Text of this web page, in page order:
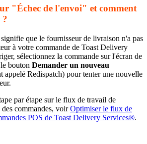
"Échec de l'envoi" et comment
?
que le fournisseur de livraison n'a pas
à votre commande de Toast Delivery
sélectionnez la commande sur l'écran de
bouton Demander un nouveau
appelé Redispatch) pour tenter une nouvelle
par étape sur le flux de travail de
commandes, voirOptimiser le flux de
POS de Toast Delivery Services®.